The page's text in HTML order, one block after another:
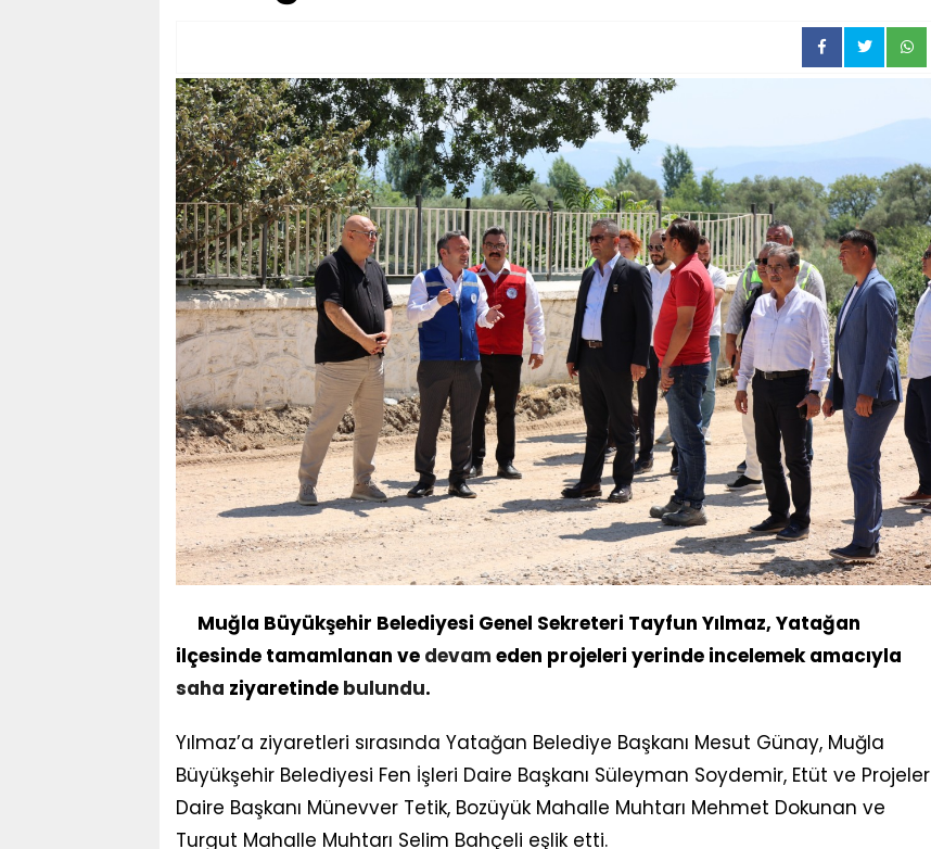
Muğla Büyükşehir Belediyesi Genel Sekreteri Tayfun Yılmaz, Yatağan
ilçesinde tamamlanan ve devam eden projeleri yerinde incelemek amacıyla
saha ziyaretinde bulundu.
Yılmaz’a ziyaretleri sırasında Yatağan Belediye Başkanı Mesut Günay, Muğla
Büyükşehir Belediyesi Fen İşleri Daire Başkanı Süleyman Soydemir, Etüt ve Projeler
Daire Başkanı Münevver Tetik, Bozüyük Mahalle Muhtarı Mehmet Dokunan ve
Turgut Mahalle Muhtarı Selim Bahçeli eşlik etti.